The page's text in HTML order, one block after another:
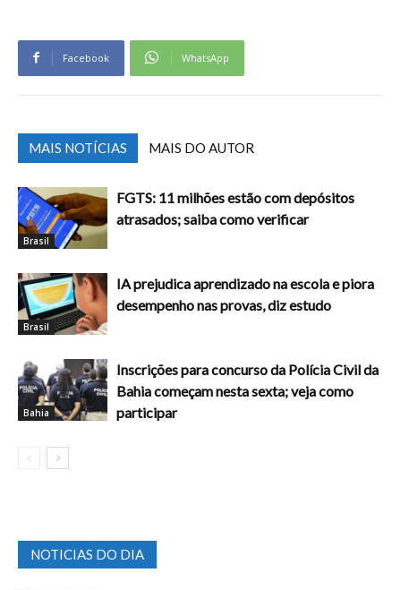
Facebook WhatsApp
MAIS NOTÍCIAS MAIS DO AUTOR
Brasil
FGTS: 11 milhões estão com depósitos
atrasados; saiba como verificar
Brasil
IA prejudica aprendizado na escola e piora
desempenho nas provas, diz estudo
Bahia
Inscrições para concurso da Polícia Civil da
Bahia começam nesta sexta; veja como
participar
NOTICIAS DO DIA